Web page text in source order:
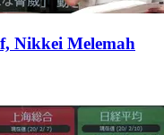
Nikkei Melemah